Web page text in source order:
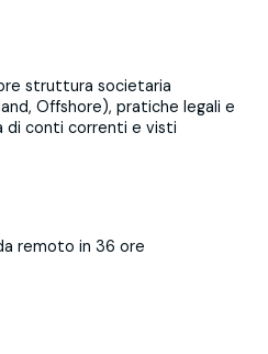
struttura societaria
Offshore), pratiche legali e
di conti correnti e visti
remoto in 36 ore